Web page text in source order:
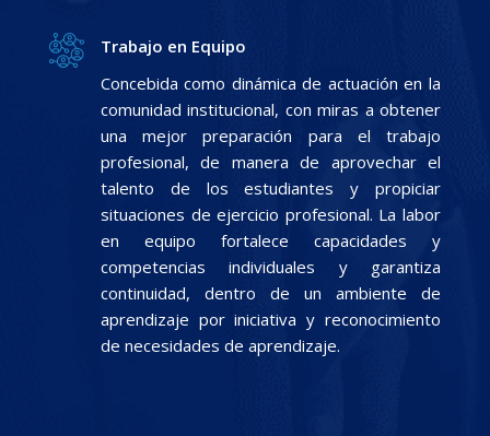
Trabajo en Equipo
Concebida como dinámica de actuación en la
comunidad institucional, con miras a obtener
una mejor preparación para el trabajo
profesional, de manera de aprovechar el
talento de los estudiantes y propiciar
situaciones de ejercicio profesional. La labor
en equipo fortalece capacidades y
competencias individuales y garantiza
continuidad, dentro de un ambiente de
aprendizaje por iniciativa y reconocimiento
de necesidades de aprendizaje.